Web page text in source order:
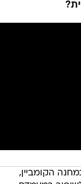
הקומביין,